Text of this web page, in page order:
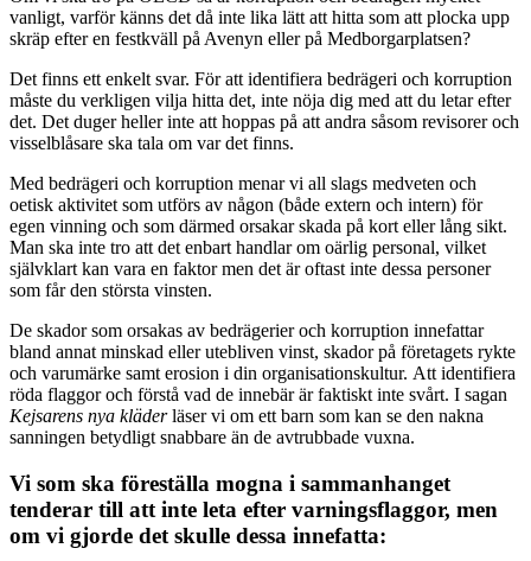
vanligt, varför känns det då inte lika lätt att hitta som att plocka upp
skräp efter en festkväll på Avenyn eller på Medborgarplatsen?
Det finns ett enkelt svar. För att identifiera bedrägeri och korruption
måste du verkligen vilja hitta det, inte nöja dig med att du letar efter
det. Det duger heller inte att hoppas på att andra såsom revisorer och
visselblåsare ska tala om var det finns.
Med bedrägeri och korruption menar vi all slags medveten och
oetisk aktivitet som utförs av någon (både extern och intern) för
egen vinning och som därmed orsakar skada på kort eller lång sikt.
Man ska inte tro att det enbart handlar om oärlig personal, vilket
självklart kan vara en faktor men det är oftast inte dessa personer
som får den största vinsten.
De skador som orsakas av bedrägerier och korruption innefattar
bland annat minskad eller utebliven vinst, skador på företagets rykte
och varumärke samt erosion i din organisationskultur. Att identifiera
röda flaggor och förstå vad de innebär är faktiskt inte svårt. I sagan
Kejsarens nya kläderläser vi om ett barn som kan se den nakna
sanningen betydligt snabbare än de avtrubbade vuxna.
Vi som ska föreställa mogna i sammanhanget
tenderar till att inte leta efter varningsflaggor, men
om vi gjorde det skulle dessa innefatta: